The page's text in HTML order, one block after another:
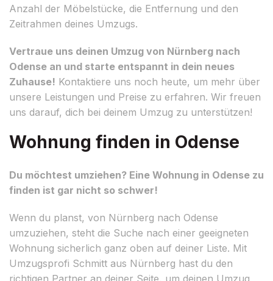
Anzahl der Möbelstücke, die Entfernung und den
Zeitrahmen deines Umzugs.
Vertraue uns deinen Umzug von Nürnberg nach
Odense an und starte entspannt in dein neues
Zuhause! Kontaktiere uns noch heute, um mehr über
unsere Leistungen und Preise zu erfahren. Wir freuen
uns darauf, dich bei deinem Umzug zu unterstützen!
Wohnung finden in Odense
Du möchtest umziehen? Eine Wohnung in Odense zu
finden ist gar nicht so schwer!
Wenn du planst, von Nürnberg nach Odense
umzuziehen, steht die Suche nach einer geeigneten
Wohnung sicherlich ganz oben auf deiner Liste. Mit
Umzugsprofi Schmitt aus Nürnberg hast du den
richtigen Partner an deiner Seite, um deinen Umzug